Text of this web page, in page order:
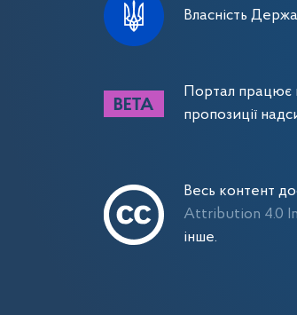
Власність
Портал працює
пропозиції
Весь контент
Attribution 4.0
інше.